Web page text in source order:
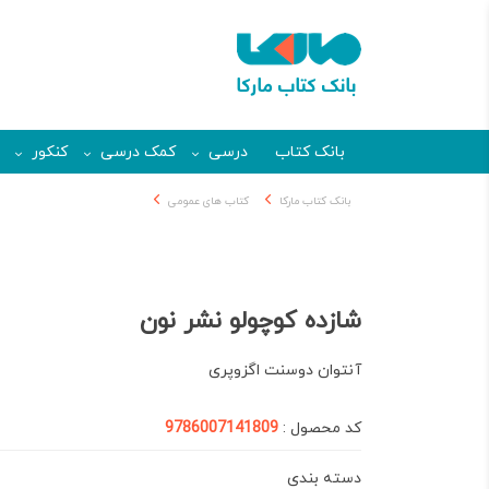
بانک کتاب درسی کمک درسی کنکور
بانک کتاب مارکا کتاب های عمومی
شازده کوچولو نشر نون
آنتوان دوسنت اگزوپری
کد محصول : 9786007141809
دسته بندی